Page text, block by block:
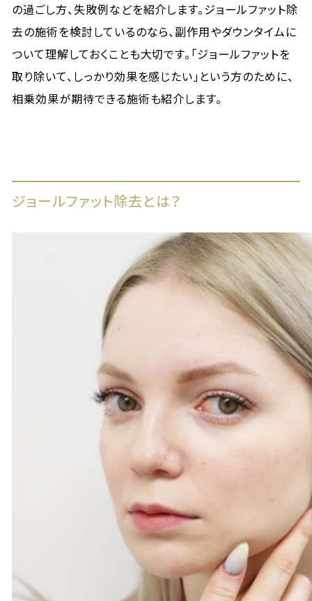
の過ごし方、失敗例などを紹介します。ジョールファット除
去の施術を検討しているのなら、副作用やダウンタイムに
ついて理解しておくことも大切です。「ジョールファットを
取り除いて、しっかり効果を感じたい」という方のために、
相乗効果が期待できる施術も紹介します。
ジョールファット除去とは？